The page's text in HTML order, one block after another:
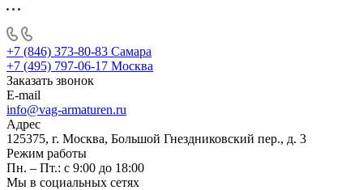
+7 (846) 373-80-83 Самара
+7 (495) 797-06-17 Москва
Заказать звонок
E-mail
info@vag-armaturen.ru
Адрес
125375, г. Москва, Большой Гнездниковский пер., д. 3
Режим работы
Пн. – Пт.: с 9:00 до 18:00
Мы в социальных сетях